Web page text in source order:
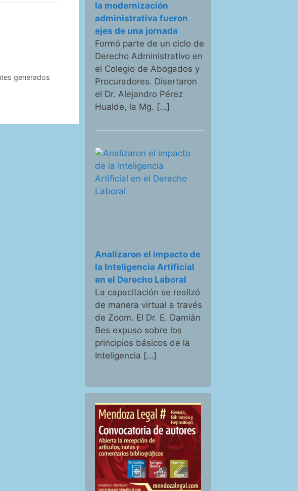
generados
la modernización
administrativa fueron
ejes de una jornada
Formó parte de un ciclo de
Derecho Administrativo en
el Colegio de Abogados y
Procuradores. Disertaron
el Dr. Alejandro Pérez
Hualde, la Mg. […]
Analizaron el impacto de
la Inteligencia Artificial
en el Derecho Laboral
La capacitación se realizó
de manera virtual a través
de Zoom. El Dr. E. Damián
Bes expuso sobre los
principios básicos de la
Inteligencia […]